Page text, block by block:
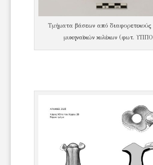
Τμήματα βάσεων από διαφορετικούς
μυκηναϊκών κυλίκων (φωτ.